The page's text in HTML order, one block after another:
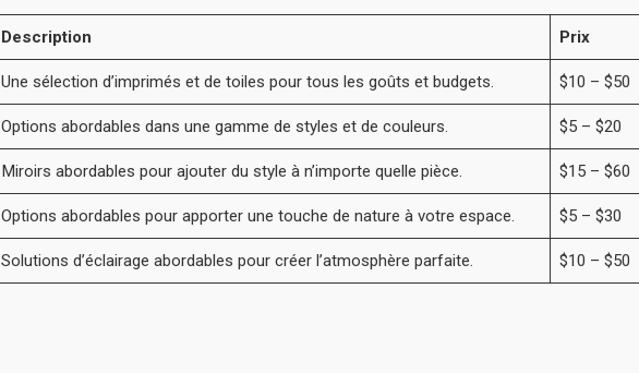
Description Prix
Une sélection d’imprimés et de toiles pour tous les goûts et budgets. $10 – $50
Options abordables dans une gamme de styles et de couleurs. $5 – $20
Miroirs abordables pour ajouter du style à n’importe quelle pièce. $15 – $60
Options abordables pour apporter une touche de nature à votre espace. $5 – $30
Solutions d’éclairage abordables pour créer l’atmosphère parfaite. $10 – $50